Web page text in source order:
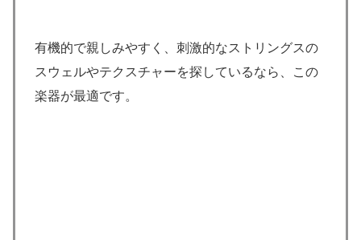
有機的で親しみやすく、刺激的なストリングスの
スウェルやテクスチャーを探しているなら、この
楽器が最適です。